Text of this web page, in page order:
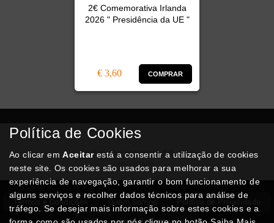
2€ Comemorativa Irlanda
2026 " Presidência da UE "
€ 3,60 COMPRAR
CompraSegura
Site com certificado SSLe
encriptado.
Termos e Condições Politica de Privacidade
RAL Livro Reclamações
Política de Cookies
Ao clicar emAceitarestá a consentir a utilização de cookies
neste site. Os cookies são usados para melhorar a sua
experiência de navegação, garantir o bom funcionamento de
alguns serviços e recolher dados técnicos para análise de
tráfego. Se desejar mais informação sobre estes cookies e a